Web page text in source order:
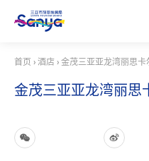
首页 › 酒店 › 金茂三亚亚龙湾丽思卡
金茂三亚亚龙湾丽思